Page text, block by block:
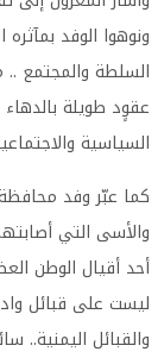
ونوهوا الوفد
السلطة والمجتمع
عقوٍد طويلة
السياسية
كما عبّر وفد
والأسى التي
أحد أقيال الوطن
ليست على قبائل
والقبائل اليمنية..